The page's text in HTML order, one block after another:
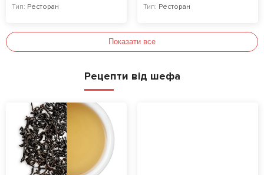
Тип: Ресторан
Тип: Ресторан
Показати все
Рецепти від шефа